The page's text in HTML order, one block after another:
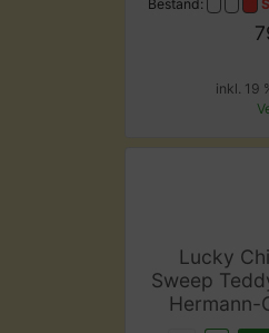
Bestand:
inkl. 19
Lucky
Sweep
Hermann-